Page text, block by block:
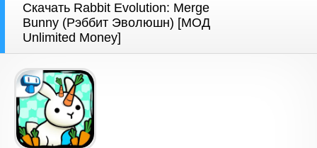
Скачать Rabbit Evolution: Merge
Bunny (Рэббит Эволюшн) [МОД
Unlimited Money]